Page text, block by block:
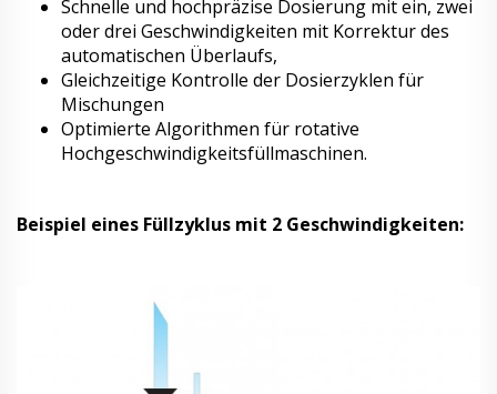
Schnelle und hochpräzise Dosierung mit ein, zwei
oder drei Geschwindigkeiten mit Korrektur des
automatischen Überlaufs,
Gleichzeitige Kontrolle der Dosierzyklen für
Mischungen
Optimierte Algorithmen für rotative
Hochgeschwindigkeitsfüllmaschinen.
Beispiel eines Füllzyklus mit 2 Geschwindigkeiten: